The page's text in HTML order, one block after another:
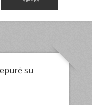
su